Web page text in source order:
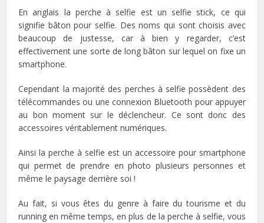
En anglais la perche à selfie est un selfie stick, ce qui
signifie bâton pour selfie. Des noms qui sont choisis avec
beaucoup de justesse, car à bien y regarder, c’est
effectivement une sorte de long bâton sur lequel on fixe un
smartphone.
Cependant la majorité des perches à selfie possèdent des
télécommandes ou une connexion Bluetooth pour appuyer
au bon moment sur le déclencheur. Ce sont donc des
accessoires véritablement numériques.
Ainsi la perche à selfie est un accessoire pour smartphone
qui permet de prendre en photo plusieurs personnes et
même le paysage derrière soi !
Au fait, si vous êtes du genre à faire du tourisme et du
running en même temps, en plus de la perche à selfie, vous